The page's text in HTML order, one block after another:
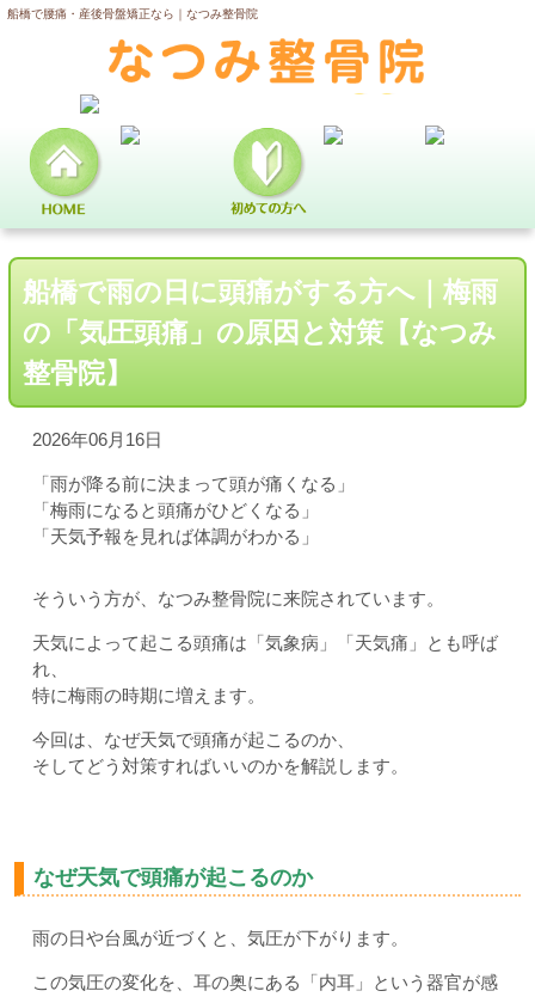
船橋で腰痛・産後骨盤矯正なら｜なつみ整骨院
船橋で雨の日に頭痛がする方へ｜梅雨
の「気圧頭痛」の原因と対策【なつみ
整骨院】
2026年06月16日
「雨が降る前に決まって頭が痛くなる」
「梅雨になると頭痛がひどくなる」
「天気予報を見れば体調がわかる」
そういう方が、なつみ整骨院に来院されています。
天気によって起こる頭痛は「気象病」「天気痛」とも呼ば
れ、
特に梅雨の時期に増えます。
今回は、なぜ天気で頭痛が起こるのか、
そしてどう対策すればいいのかを解説します。
なぜ天気で頭痛が起こるのか
雨の日や台風が近づくと、気圧が下がります。
この気圧の変化を、耳の奥にある「内耳」という器官が感